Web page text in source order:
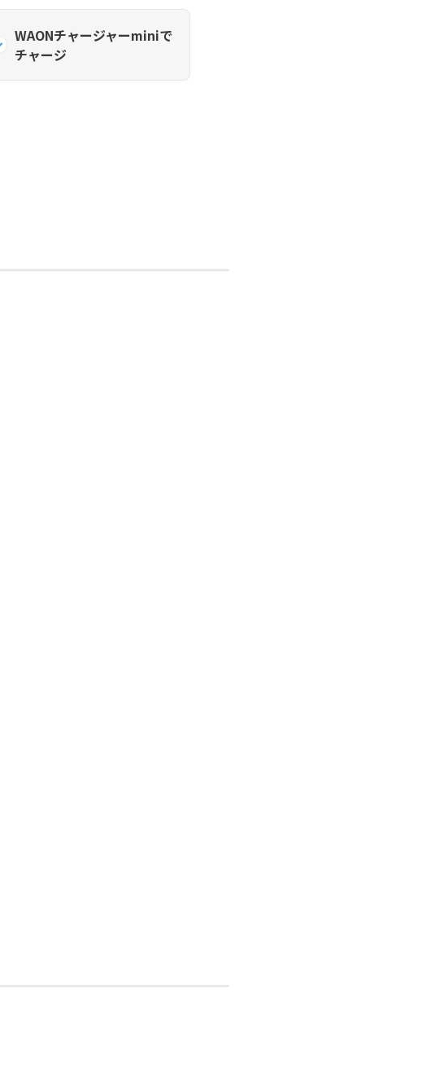
WAONチャージャーminiで
チャージ